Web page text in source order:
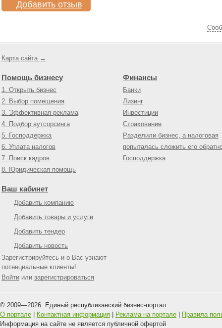
Добавить отзыв
Карта сайта →
Помощь бизнесу
1. Открыть бизнес
2. Выбор помещения
3. Эффективная реклама
4. Подбор аутсорсинга
5. Господдержка
6. Уплата налогов
7. Поиск кадров
8. Юридическая помощь
Финансы
Банки
Лизинг
Инвестиции
Страхование
Разделили бизнес, а налоговая
попыталась сложить его
Господдержка
Ваш кабинет
Добавить компанию
Добавить товары и услуги
Добавить тендер
Добавить новость
Зарегистрируйтесь и о Вас узнают
потенциальные клиенты!
Войти или зарегистрироваться
© 2009—2026 Единый республиканский бизнес-портал
О портале
Контактная информация Реклама на портале
Правила
Информация на сайте не является публичной офертой